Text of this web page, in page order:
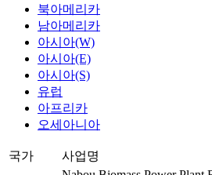
북아메리카
남아메리카
아시아(W)
아시아(E)
아시아(S)
유럽
아프리카
오세아니아
국가 사업명